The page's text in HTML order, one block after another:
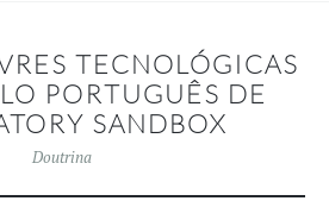
TECNOLÓGICAS
PORTUGUÊS DE
SANDBOX
Doutrina